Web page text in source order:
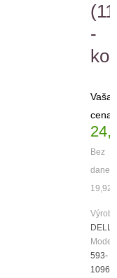
-
Vaša
cena:
Bez
dane:
19,92€
DELL
Model:
593-
10961